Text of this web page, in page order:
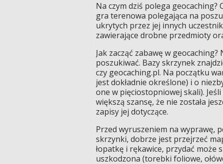
Na czym dziś polega geocaching?
gra terenowa polegająca na
ukrytych przez jej innych
zawierające drobne przedmioty
Jak zacząć zabawę w
poszukiwać. Bazy skrzynek
czy geocaching.pl. Na początku
jest dokładnie określone) i o
one w pięciostopniowej skali).
większą szansę, że nie została
zapisy jej dotyczące.
Przed wyruszeniem na wyprawę,
skrzynki, dobrze jest przejrzeć
łopatkę i rękawice, przydać może
uszkodzona (torebki foliowe,